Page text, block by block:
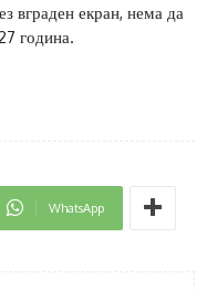
вграден екран, нема да
година.
WhatsApp